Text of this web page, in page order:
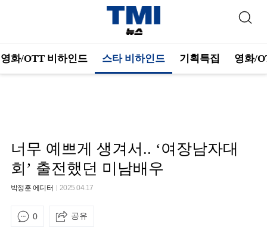
영화/OTT 비하인드 스타 비하인드 기획특집 영화/
너무 예쁘게 생겨서.. ‘여장남자대
회’ 출전했던 미남배우
박정훈 에디터 2025.04.17
0 공유